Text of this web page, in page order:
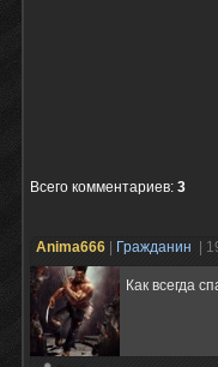
Всего комментариев: 3
Anima666 Гражданин |
Как всегда